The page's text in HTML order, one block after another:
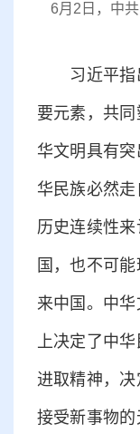
6月2日，中
习近平指出
要元素，共
华文明具有
华民族必然
历史连续性
国，也不可
来中国。中
上决定了中
进取精神，
接受新事物